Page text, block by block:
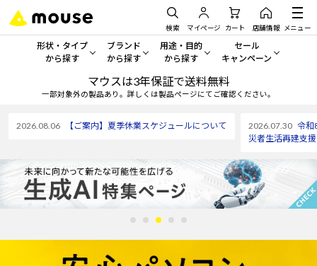
検索 マイページ カート 店舗情報 メニュー
形状・タイプ
から探す
形状・タイプから探す をすべてみる
タブレット
ワークステーション
ブランド
から探す
mouse
DAIV
iiyama
用途・目的
から探す
一般向けパソコン
ビジネス向けパソコン
スペック/パーツ別
セール
キャンペーン
セール・キャンペー
人気モデルが期間限定・お
アウトレットパソコン
すべて新品の旧モデル製品
Windows 11
マウスは3年保証で送料無料
一部対象外の製品あり。詳しくは製品ページにてご確認ください。
2026.08.06 【ご案内】夏季休業スケジュールについて 2026.07.30 令和
災者生活再建支